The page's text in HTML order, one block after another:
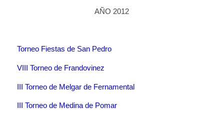
AÑO 2012
Torneo Fiestas de San Pedro
VIII Torneo de Frandovinez
III Torneo de Melgar de Fernamental
III Torneo de Medina de Pomar